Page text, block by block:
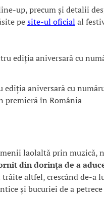
up, precum și detalii
pesite-ul oficial al
aniversară cu
premieră în România
laolaltă prin muzică,
din dorința de a
trăite altfel, crescând de-
și bucuriei de a